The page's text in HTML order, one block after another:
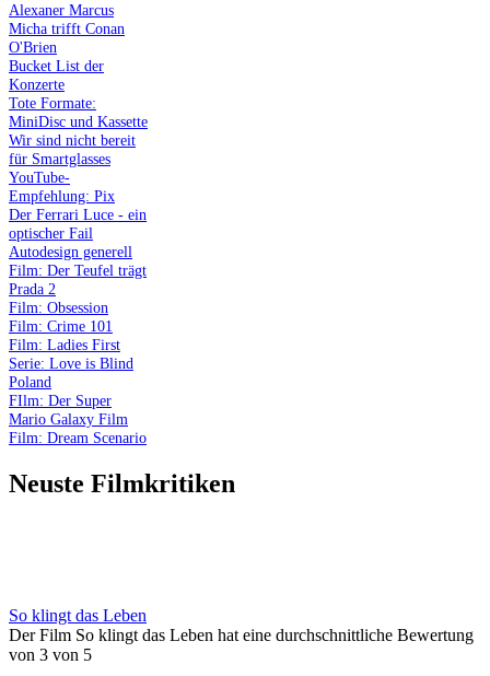
Alexaner Marcus
Micha trifft Conan
O'Brien
Bucket List der
Konzerte
Tote Formate:
MiniDisc und Kassette
Wir sind nicht bereit
für Smartglasses
YouTube-
Empfehlung: Pix
Der Ferrari Luce - ein
optischer Fail
Autodesign generell
Film: Der Teufel trägt
Prada 2
Film: Obsession
Film: Crime 101
Film: Ladies First
Serie: Love is Blind
Poland
FIlm: Der Super
Mario Galaxy Film
Film: Dream Scenario
Neuste Filmkritiken
So klingt das Leben
Der Film So klingt das Leben hat eine durchschnittliche Bewertung
von 3 von 5